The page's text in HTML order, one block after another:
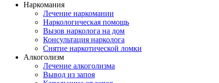
Наркомания
Лечение наркомании
Наркологическая помощь
Вызов нарколога на дом
Консультация нарколога
Снятие наркотической ломки
Алкоголизм
Лечение алкоголизма
Вывод из запоя